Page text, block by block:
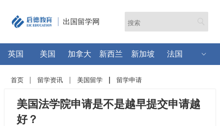
出国留学网
英国 美国 加拿大 新西兰 新加坡 法国
首页 留学资讯 美国留学 留学申请
美国法学院申请是不是越早提交申请越
好？